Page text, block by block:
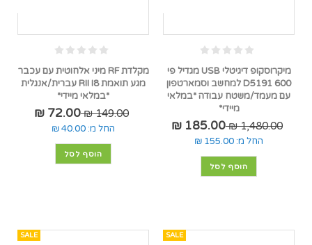
מיקרוסקופ דיגיטלי USB מגדיל פי
600 D5191 למחשב וסמארטפון
עם מעמד/משטח עבודה *במלאי
מיידי*
1,480.00 ₪
185.00 ₪
החל מ: 155.00 ₪
הוסף לסל
מקלדת RF מיני אלחוטית עם עכבר
מגע תואמת RII I8 עברית/אנגלית
*במלאי מיידי*
149.00 ₪
72.00 ₪
החל מ: 40.00 ₪
הוסף לסל
SALE
SALE